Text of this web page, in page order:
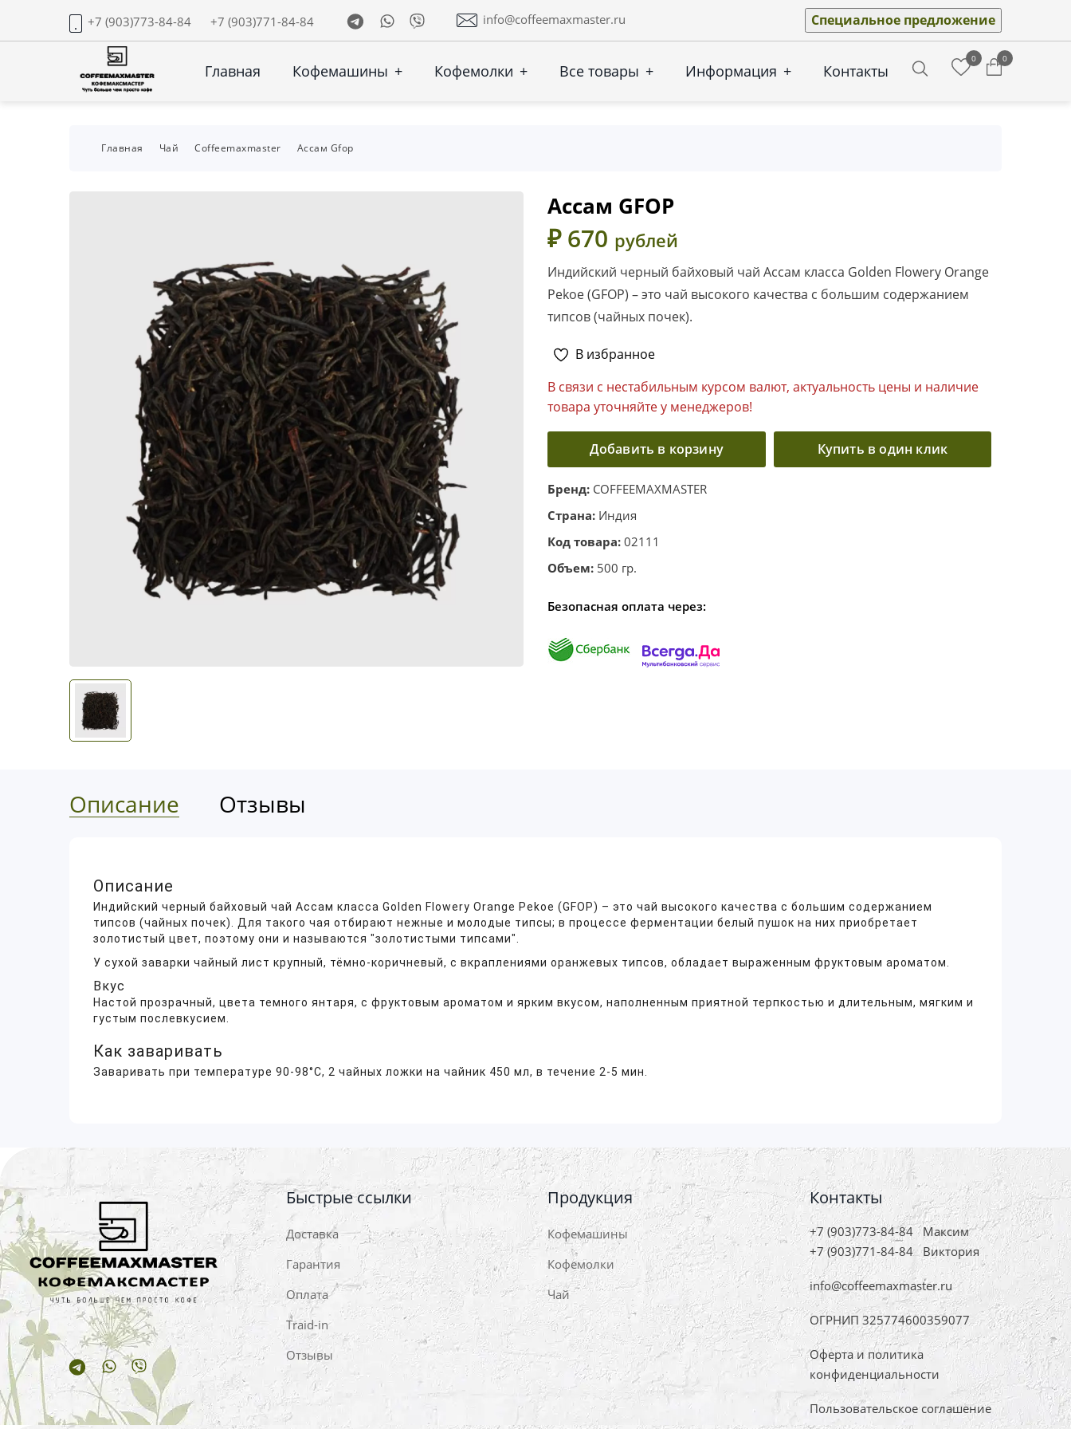
+7 (903)773-84-84 +7 (903)771-84-84 TelegramWhatsapp
Viber info@coffeemaxmaster.ru Специальное предложение
Главная Кофемашины + Кофемолки + Все товары + Информация + Контакты
0 0
Главная Чай Coffeemaxmaster Ассам Gfop
Ассам GFOP
₽ 670 рублей
Индийский черный байховый чай Ассам класса Golden Flowery Orange
Pekoe (GFOP) – это чай высокого качества с большим содержанием
типсов (чайных почек).
В избранное
В связи с нестабильным курсом валют, актуальность цены и наличие
товара уточняйте у менеджеров!
Добавить в корзину Купить в один клик
Бренд: COFFEEMAXMASTER
Страна: Индия
Код товара: 02111
Объем: 500 гр.
Безопасная оплата через:
Описание Отзывы
Описание
Индийский черный байховый чай Ассам класса Golden Flowery Orange Pekoe (GFOP) – это чай высокого качества с большим содержанием
типсов (чайных почек). Для такого чая отбирают нежные и молодые типсы; в процессе ферментации белый пушок на них приобретает
золотистый цвет, поэтому они и называются "золотистыми типсами".
У сухой заварки чайный лист крупный, тёмно-коричневый, с вкраплениями оранжевых типсов, обладает выраженным фруктовым ароматом.
Вкус
Настой прозрачный, цвета темного янтаря, с фруктовым ароматом и ярким вкусом, наполненным приятной терпкостью и длительным, мягким и
густым послевкусием.
Как заваривать
Заваривать при температуре 90-98°C, 2 чайных ложки на чайник 450 мл, в течение 2-5 мин.
TelegramWhatsapp
Viber
Быстрые ссылки
Доставка
Гарантия
Оплата
Traid-in
Отзывы
Продукция
Кофемашины
Кофемолки
Чай
Контакты
+7 (903)773-84-84Максим
+7 (903)771-84-84Виктория
info@coffeemaxmaster.ru
ОГРНИП 325774600359077
Оферта и политика
конфиденциальности
Пользовательское соглашение